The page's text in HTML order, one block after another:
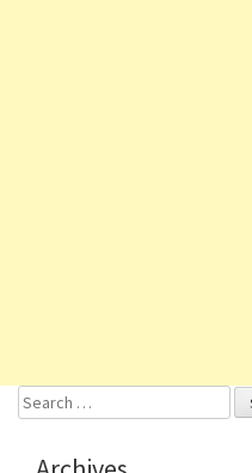
Search